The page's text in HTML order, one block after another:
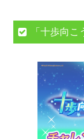
「十歩向こ